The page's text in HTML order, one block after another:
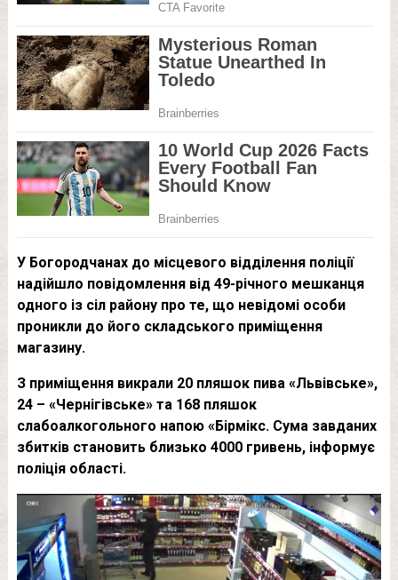
У Богородчанах до місцевого відділення поліції
надійшло повідомлення від 49-річного мешканця
одного із сіл району про те, що невідомі особи
проникли до його складського приміщення
магазину.
З приміщення викрали 20 пляшок пива «Львівське»,
24 – «Чернігівське» та 168 пляшок
слабоалкогольного напою «Бірмікс. Сума завданих
збитків становить близько 4000 гривень, інформує
поліція області.